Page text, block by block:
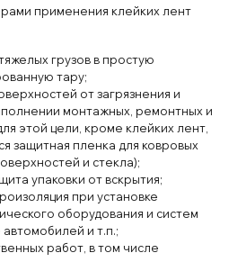
применения клейких лент
грузов в простую
тару;
от загрязнения и
монтажных, ремонтных и
этой цели, кроме клейких лент,
защитная пленка для ковровых
и стекла);
упаковки от вскрытия;
при установке
оборудования и систем
и т.п.;
работ, в том числе